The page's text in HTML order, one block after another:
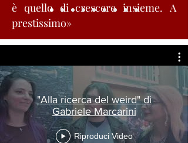
è quello di crescere insieme. A
prestissimo»
"Alla ricerca del weird" di
Gabriele Marcarini
Riproduci Video